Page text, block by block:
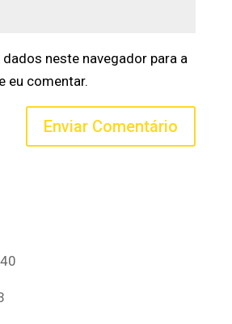
dados neste navegador para a
eu comentar.